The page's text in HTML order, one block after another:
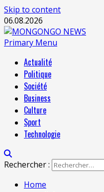
Skip to content
06.08.2026
Primary Menu
Actualité
Politique
Société
Business
Culture
Sport
Technologie
Rechercher :
Home